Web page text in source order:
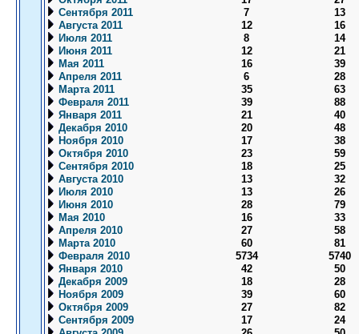
Сентября 2011
7
13
Августа 2011
12
16
Июля 2011
8
14
Июня 2011
12
21
Мая 2011
16
39
Апреля 2011
6
28
Марта 2011
35
63
Февраля 2011
39
88
Января 2011
21
40
Декабря 2010
20
48
Ноября 2010
17
38
Октября 2010
23
59
Сентября 2010
18
25
Августа 2010
13
32
Июля 2010
13
26
Июня 2010
28
79
Мая 2010
16
33
Апреля 2010
27
58
Марта 2010
60
81
Февраля 2010
5734
5740
Января 2010
42
50
Декабря 2009
18
28
Ноября 2009
39
60
Октября 2009
27
82
Сентября 2009
17
24